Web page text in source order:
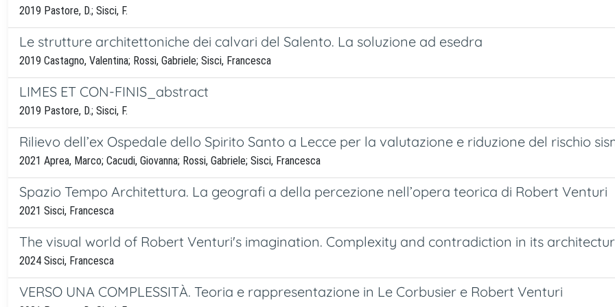
2019 Pastore, D.; Sisci, F.
Le strutture architettoniche dei calvari del Salento. La soluzione ad esedra
2019 Castagno, Valentina; Rossi, Gabriele; Sisci, Francesca
LIMES ET CON-FINIS_abstract
2019 Pastore, D.; Sisci, F.
Rilievo dell’ex Ospedale dello Spirito Santo a Lecce per la valutazione e riduzione del rischio
2021 Aprea, Marco; Cacudi, Giovanna; Rossi, Gabriele; Sisci, Francesca
Spazio Tempo Architettura. La geografi a della percezione nell’opera teorica di Robert Venturi
2021 Sisci, Francesca
The visual world of Robert Venturi's imagination. Complexity and contradiction in its
2024 Sisci, Francesca
VERSO UNA COMPLESSITÀ. Teoria e rappresentazione in Le Corbusier e Robert Venturi